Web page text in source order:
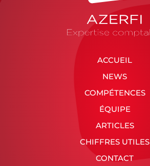
ACCUEIL
NEWS
COMPÉTENCES
ÉQUIPE
ARTICLES
CHIFFRES UTILES
CONTACT